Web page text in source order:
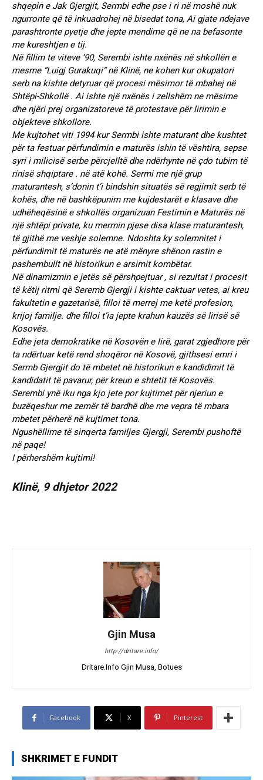
shqepin e Jak Gjergjit, Sermbi edhe pse i ri në moshë nuk
ngurronte që të inkuadrohej në bisedat tona, Ai gjate ndejave
parashtronte pyetje dhe jepte mendime që ne na befasonte
me kureshtjen e tij.
Në fillim te viteve ’90, Serembi ishte nxënës në shkollën e
mesme “Luigj Gurakuqi“ në Klinë, ne kohen kur okupatori
serb na kishte detyruar që procesi mësimor të mbahej në
Shtëpi-Shkollë . Ai ishte një nxënës i zellshëm ne mësime
dhe njëri prej organizatoreve të protestave për lirimin e
objekteve shkollore.
Me kujtohet viti 1994 kur Sermbi ishte maturant dhe kushtet
për ta festuar përfundimin e maturës ishin të vështira, sepse
syri i milicisë serbe përcjelltë dhe ndërhynte në çdo tubim të
rinisë shqiptare . në atë kohë. Sermi me një grup
maturantesh, s’donin t’i bindshin situatës së regjimit serb të
kohës, dhe në bashkëpunim me kujdestarët e klasave dhe
udhëheqësinë e shkollës organizuan Festimin e Maturës në
një shtëpi private, ku merrnin pjese disa klase maturantesh,
të gjithë me veshje solemne. Ndoshta ky solemnitet i
përfundimit të maturës ne atë mënyre shënon rastin e
pashembullt në historikun e arsimit kombëtar.
Në dinamizmin e jetës së përshpejtuar , si rezultat i procesit
të këtij ritmi që Seremb Gjergji i kishte caktuar vetes, ai kreu
fakultetin e gazetarisë, filloi të merrej me ketë profesion,
krijoj familje. dhe filloi t’ia jepte krahun kauzës së lirisë së
Kosovës.
Edhe jeta demokratike në Kosovën e lirë, garat zgjedhore për
ta ndërtuar ketë rend shoqëror në Kosovë, gjithsesi emri i
Sermb Gjergjit do të mbetet në historikun e kandidimit të
kandidatit të pavarur, për kreun e shtetit të Kosovës.
Serembi ynë iku nga kjo jete por kujtimet për njeriun e
buzëqeshur me zemër të bardhë dhe me vepra të mbara
mbetet përherë në kujtimet tona.
Ngushëllime të sinqerta familjes Gjergji, Serembi pushoftë
në paqe!
I përhershëm kujtimi!
Klinë, 9 dhjetor 2022
Gjin Musa
http://dritare.info/
Dritare.Info Gjin Musa, Botues
Facebook X Pinterest
SHKRIMET E FUNDIT